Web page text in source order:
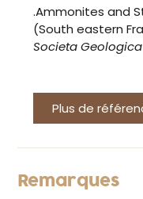
.Ammonites and
(South eastern
Societa
Plus de
Remarques